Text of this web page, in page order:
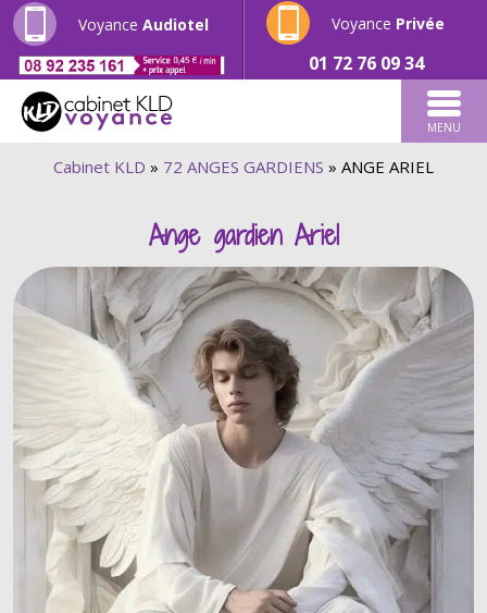
Voyance Audiotel Voyance Privée
01 72 76 09 34
MENU
Cabinet KLD » 72 ANGES GARDIENS » ANGE ARIEL
Ange gardien Ariel